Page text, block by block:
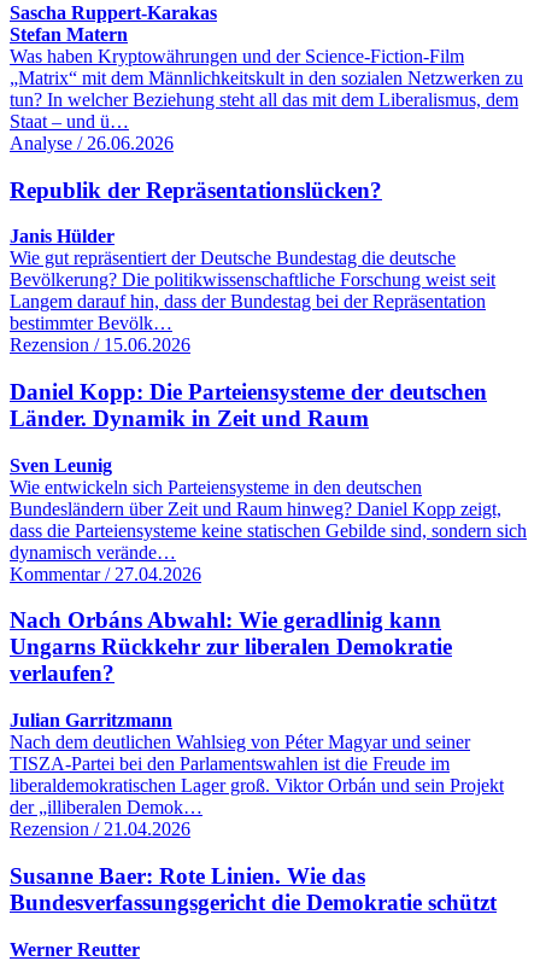
Sascha Ruppert-Karakas
Stefan Matern
Was haben Kryptowährungen und der Science-Fiction-Film
„Matrix“ mit dem Männlichkeitskult in den sozialen Netzwerken zu
tun? In welcher Beziehung steht all das mit dem Liberalismus, dem
Staat – und ü…
Analyse / 26.06.2026
Republik der Repräsentationslücken?
Janis Hülder
Wie gut repräsentiert der Deutsche Bundestag die deutsche
Bevölkerung? Die politikwissenschaftliche Forschung weist seit
Langem darauf hin, dass der Bundestag bei der Repräsentation
bestimmter Bevölk…
Rezension / 15.06.2026
Daniel Kopp: Die Parteiensysteme der deutschen
Länder. Dynamik in Zeit und Raum
Sven Leunig
Wie entwickeln sich Parteiensysteme in den deutschen
Bundesländern über Zeit und Raum hinweg? Daniel Kopp zeigt,
dass die Parteiensysteme keine statischen Gebilde sind, sondern sich
dynamisch verände…
Kommentar / 27.04.2026
Nach Orbáns Abwahl: Wie geradlinig kann
Ungarns Rückkehr zur liberalen Demokratie
verlaufen?
Julian Garritzmann
Nach dem deutlichen Wahlsieg von Péter Magyar und seiner
TISZA-Partei bei den Parlamentswahlen ist die Freude im
liberaldemokratischen Lager groß. Viktor Orbán und sein Projekt
der „illiberalen Demok…
Rezension / 21.04.2026
Susanne Baer: Rote Linien. Wie das
Bundesverfassungsgericht die Demokratie schützt
Werner Reutter